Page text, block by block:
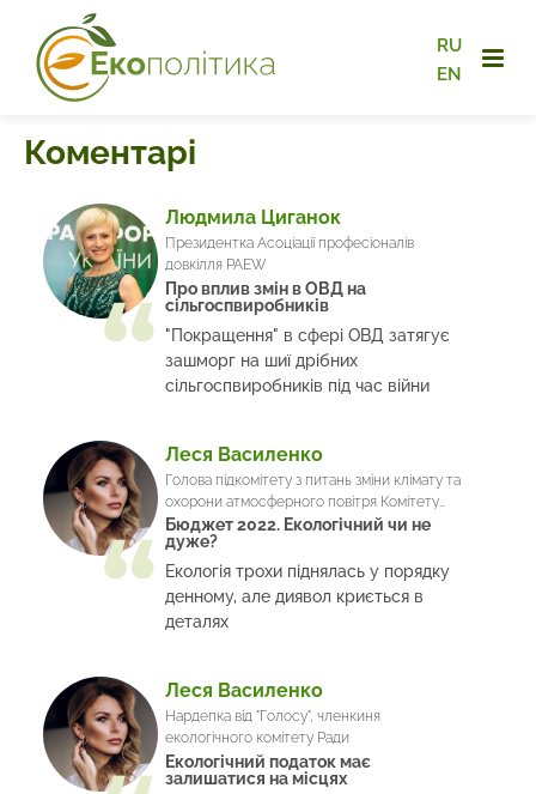
RU
EN
Коментарі
Людмила Циганок
Президентка Асоціації професіоналів
довкілля PAEW
Про вплив змін в ОВД на
сільгоспвиробників
"Покращення" в сфері ОВД затягує
зашморг на шиї дрібних
сільгоспвиробників під час війни
Леся Василенко
Голова підкомітету з питань зміни клімату та
охорони атмосферного повітря Комітету
Верховної Ради з питань екологічної політики
та природокористування
Бюджет 2022. Екологічний чи не
дуже?
Екологія трохи піднялась у порядку
денному, але диявол криється в
деталях
Леся Василенко
Нардепка від "Голосу", членкиня
екологічного комітету Ради
Екологічний податок має
залишатися на місцях